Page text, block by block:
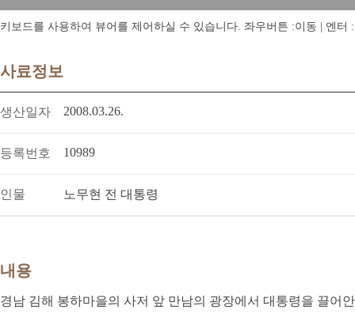
키보드를 사용하여 뷰어를 제어하실 수 있습니다. 좌우버튼 :이동 | 엔터
사료정보
생산일자 2008.03.26.
등록번호 10989
인물 노무현 전 대통령
내용
경남 김해 봉하마을의 사저 앞 만남의 광장에서 대통령을 끌어